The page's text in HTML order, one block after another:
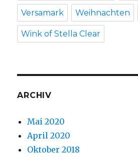
Versamark Weihnachten
Wink of Stella Clear
ARCHIV
Mai 2020
April 2020
Oktober 2018